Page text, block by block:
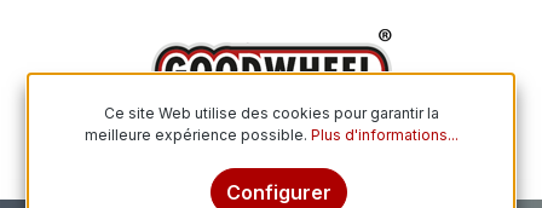
Ce site Web utilise des cookies pour garantir la
meilleure expérience possible. Plus d'informations...
Configurer